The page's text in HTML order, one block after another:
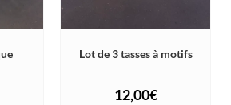
Lot de 3 tasses à motifs
12,00€